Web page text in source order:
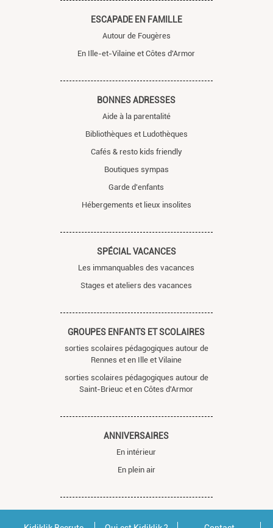
ESCAPADE EN FAMILLE
Autour de Fougères
En Ille-et-Vilaine et Côtes d'Armor
BONNES ADRESSES
Aide à la parentalité
Bibliothèques et Ludothèques
Cafés & resto kids friendly
Boutiques sympas
Garde d'enfants
Hébergements et lieux insolites
SPÉCIAL VACANCES
Les immanquables des vacances
Stages et ateliers des vacances
GROUPES ENFANTS ET SCOLAIRES
sorties scolaires pédagogiques autour de
Rennes et en Ille et Vilaine
sorties scolaires pédagogiques autour de
Saint-Brieuc et en Côtes d'Armor
ANNIVERSAIRES
En intérieur
En plein air